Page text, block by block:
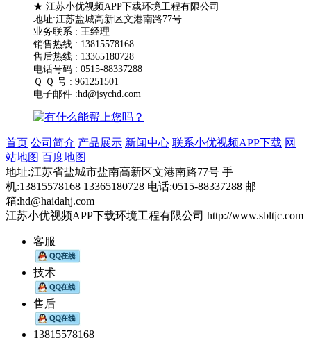
★ 江苏小优视频APP下载环境工程有限公司
地址:江苏盐城高新区文港南路77号
业务联系 : 王经理
销售热线 : 13815578168
售后热线 : 13365180728
电话号码 : 0515-88337288
Ｑ Ｑ 号 : 961251501
电子邮件 :hd@jsychd.com
首页 公司简介 产品展示 新闻中心 联系小优视频APP下载 网
站地图 百度地图
地址:江苏省盐城市盐南高新区文港南路77号 手
机:13815578168 13365180728 电话:0515-88337288 邮
箱:hd@haidahj.com
江苏小优视频APP下载环境工程有限公司 http://www.sbltjc.com
客服
技术
售后
13815578168